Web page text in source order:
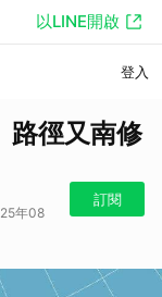
以LINE開啟
登入
路徑又南修
年08
訂閱